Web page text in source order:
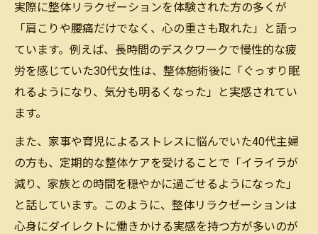
実際に整体リラクゼーションを体験された方の多くが
「肩こりや腰痛だけでなく、心の重さも取れた」と語っ
ています。例えば、長時間のデスクワークで慢性的な疲
労を感じていた30代女性は、整体施術後に「ぐっすり眠
れるようになり、気分も明るくなった」と実感されてい
ます。
また、家事や育児によるストレスに悩んでいた40代主婦
の方も、定期的な整体ケアを受けることで「イライラが
減り、家族との時間を穏やかに過ごせるようになった」
と話しています。このように、整体リラクゼーションは
心身にダイレクトに働きかける実感を持つ方が多いのが